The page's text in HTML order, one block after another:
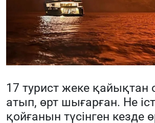
17 турист жеке
атып, өрт шығарған. Не
қойғанын түсінген кезде